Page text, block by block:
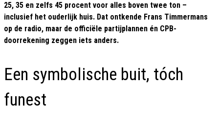
25, 35 en zelfs 45 procent voor alles boven twee ton –
inclusief het ouderlijk huis. Dat ontkende Frans Timmermans
op de radio, maar de officiële partijplannen én CPB-
doorrekening zeggen iets anders.
Een symbolische buit, tóch
funest